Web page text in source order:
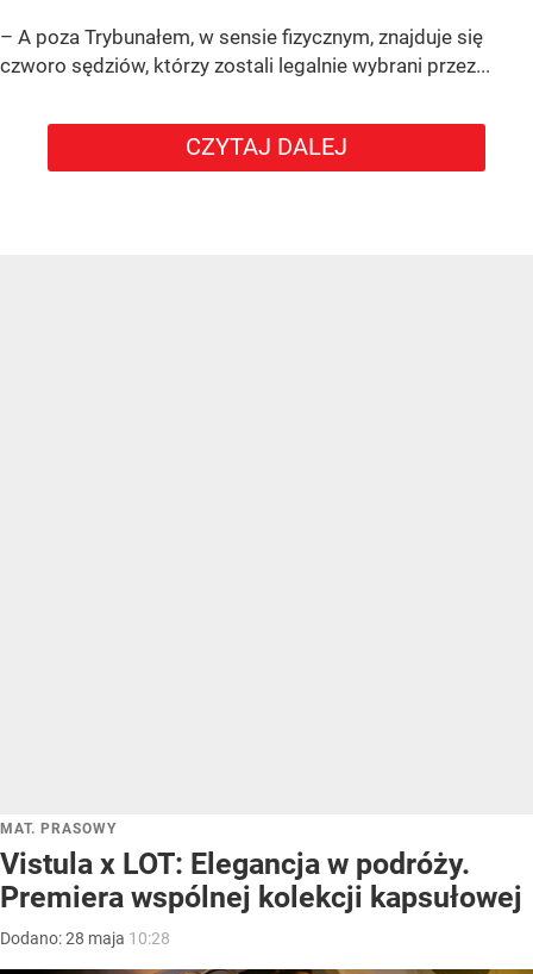
– A poza Trybunałem, w sensie fizycznym, znajduje się
czworo sędziów, którzy zostali legalnie wybrani przez...
CZYTAJ DALEJ
MAT. PRASOWY
Vistula x LOT: Elegancja w podróży.
Premiera wspólnej kolekcji kapsułowej
Dodano:28 maja 10:28